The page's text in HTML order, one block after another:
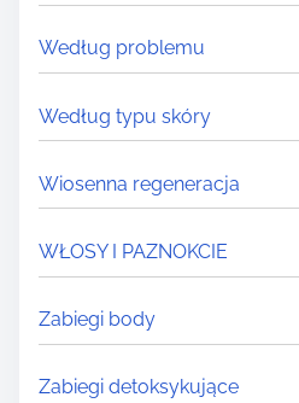
Według problemu
Według typu skóry
Wiosenna regeneracja
WŁOSY I PAZNOKCIE
Zabiegi body
Zabiegi detoksykujące